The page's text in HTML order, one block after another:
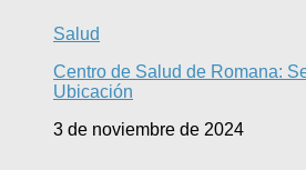
Salud
Centro de Salud de Romana:
Ubicación
3 de noviembre de 2024